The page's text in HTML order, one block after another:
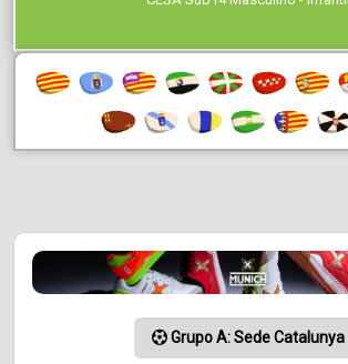
Grupo A: Sede Catalunya